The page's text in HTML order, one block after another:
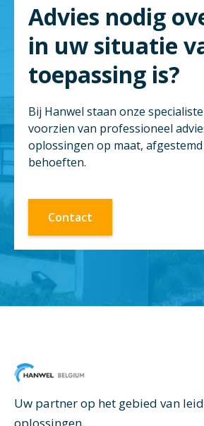
Advies nodig
in uw situatie
toepassing is?
Bij Hanwel staan onze
voorzien van professioneel
oplossingen op maat,
behoeften.
Contact
Uw partner op het gebied van